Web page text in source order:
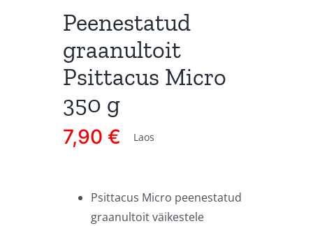
Peenestatud
graanultoit
Psittacus Micro
350 g
7,90 € Laos
Psittacus Micro peenestatud
graanultoit väikestele